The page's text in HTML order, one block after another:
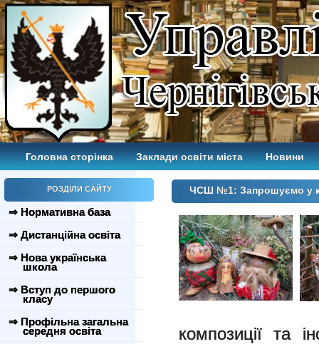
Головна сторінка Заклади освіти міста Новини
РОЗДІЛИ САЙТУ
⇒ Нормативна база
⇒ Дистанційна освіта
⇒ Нова українська
школа
⇒ Вступ до першого
класу
⇒ Профільна загальна
середня освіта
ЧСШ №1: Запрошуємо у
композиції та